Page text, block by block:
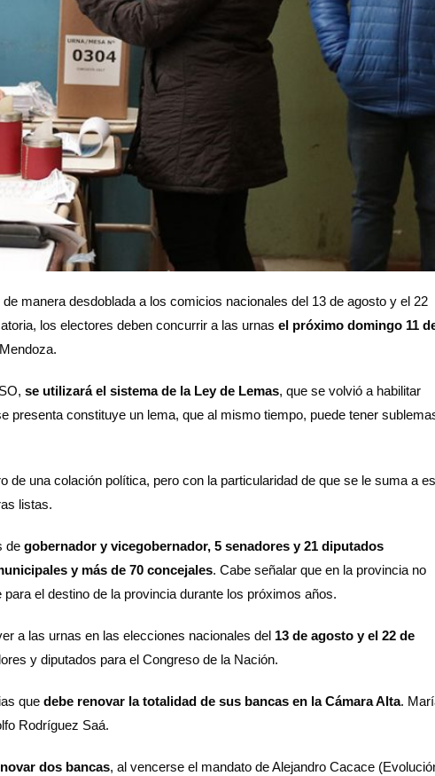
manera desdoblada a los comicios nacionales del 13 de agosto y el 22
los electores deben concurrir a las urnas el próximo domingo 11
se utilizará el sistema de la Ley de Lemas, que se volvió a habilitar
presenta constituye un lema, que al mismo tiempo, puede tener
de una colación política, pero con la particularidad de que se le suma a
listas.
de gobernador y vicegobernador, 5 senadores y 21 diputados
y más de 70 concejales. Cabe señalar que en la provincia no
el destino de la provincia durante los próximos años.
a las urnas en las elecciones nacionales del 13 de agosto y el 22 de
y diputados para el Congreso de la Nación.
que debe renovar la totalidad de sus bancas en la Cámara Alta.
Rodríguez Saá.
dos bancas, al vencerse el mandato de Alejandro Cacace